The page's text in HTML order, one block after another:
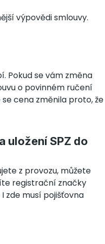
výpovědi smlouvy.
Pokud se vám změna
o povinném ručení
se cena změnila proto, že
uložení SPZ do
z provozu, můžete
registrační značky
zde musí pojišťovna